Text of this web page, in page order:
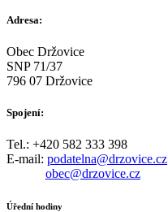
Adresa:
Obec Držovice
SNP 71/37
796 07 Držovice
Spojení:
Tel.: +420 582 333 398
E-mail: podatelna@drzovice.cz
obec@drzovice.cz
Úřední hodiny